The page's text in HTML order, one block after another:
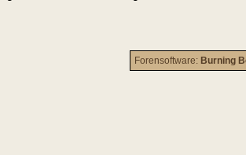
Forensoftware: Burning